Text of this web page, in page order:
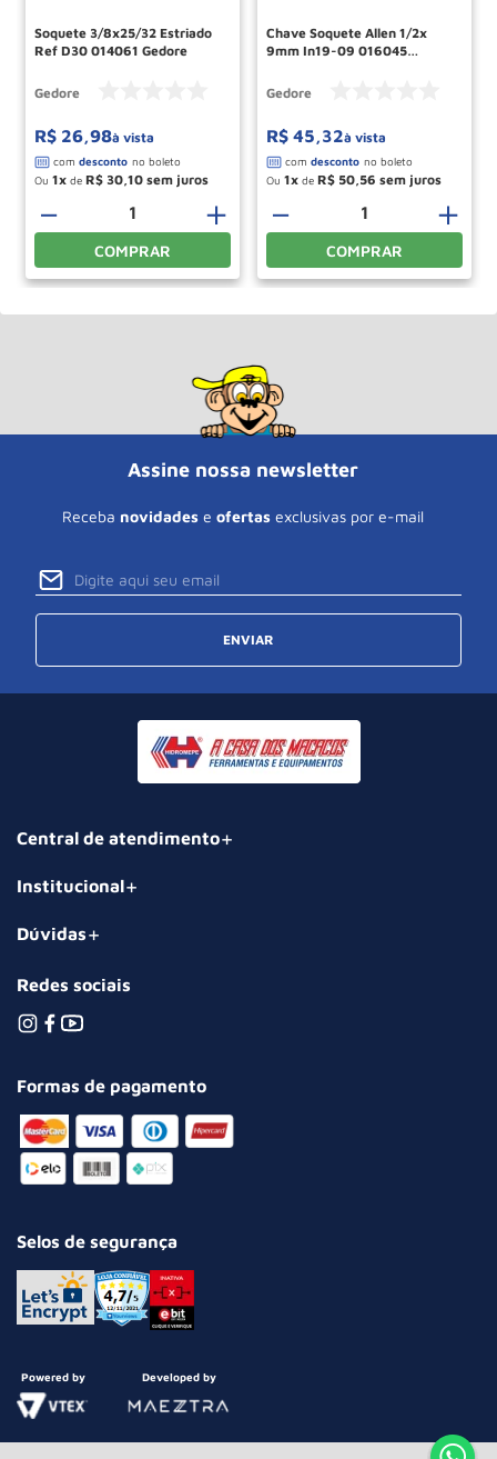
Soquete 3/8x25/32 Estriado
Ref D30 014061 Gedore
Gedore
R$ 26,98à vista
Ou 1 de R$ 30 10
＋
－
COMPRAR
Chave Soquete Allen 1/2x
9mm In19-09 016045
Gedore
R$ 45,32à vista
Ou 1 de R$ 50 56
＋
－
COMPRAR
Assine nossa newsletter
Receba novidades e ofertas exclusivas por e-mail
ENVIAR
Central de atendimento
Institucional
Dúvidas
Redes sociais
Formas de pagamento
Selos de segurança
Powered by Developed by